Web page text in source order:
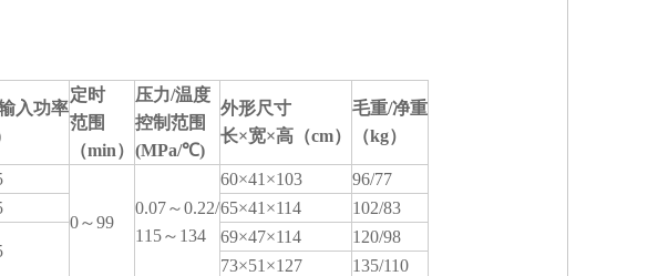
入功率
定时
范围
（min）
压力/温度
控制范围
(MPa/℃)
外形尺寸
长×宽×高（cm）
毛重/净重
（kg）
0～99
0.07～0.22/
115～134
60×41×103
96/77
65×41×114
102/83
69×47×114
120/98
73×51×127 135/110